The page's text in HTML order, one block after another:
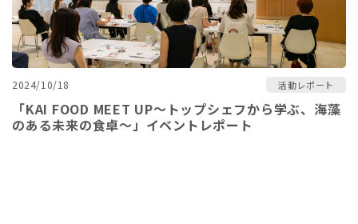
2024/10/18 活動レポート
「KAI FOOD MEET UP～トップシェフから学ぶ、海藻
のある未来の食卓～」イベントレポート